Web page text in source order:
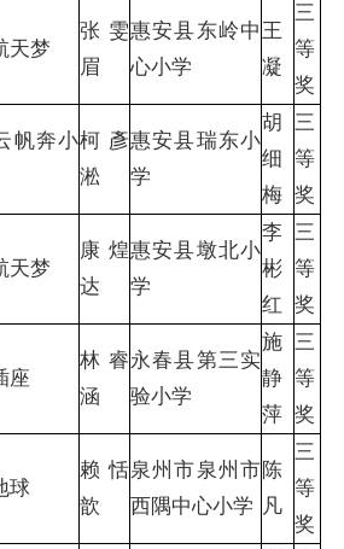
天梦
张雯
眉
惠安县东岭中
心小学
王
凝
三
等
奖
帆奔小柯彥
淞
惠安县瑞东小
学
胡
细
梅
三
等
奖
天梦
康煌
达
惠安县墩北小
学
李
彬
红
三
等
奖
座
林睿
涵
永春县第三实
验小学
施
静
萍
三
等
奖
球
赖恬
歆
泉州市泉州市
西隅中心小学
陈
凡
三
等
奖